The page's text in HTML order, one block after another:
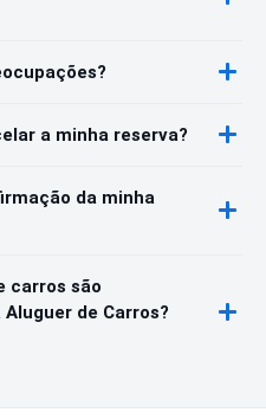
a minha reserva?
da minha
carros são
de Carros?